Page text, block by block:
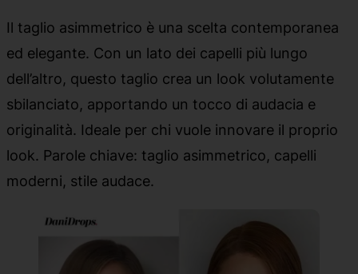
Il taglio asimmetrico è una scelta contemporanea
ed elegante. Con un lato dei capelli più lungo
dell’altro, questo taglio crea un look volutamente
sbilanciato, apportando un tocco di audacia e
originalità. Ideale per chi vuole innovare il proprio
look. Parole chiave: taglio asimmetrico, capelli
moderni, stile audace.